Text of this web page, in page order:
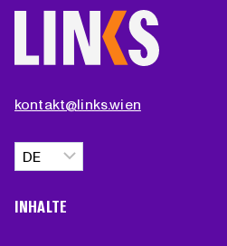
kontakt@links.wien
Sprache
auswählen
INHALTE